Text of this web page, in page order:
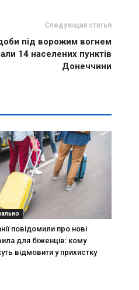
Следующая статья
під ворожим вогнем
14 населених пунктів
Донеччини
повідомили про нові
для біженців: кому
відмовити у прихистку